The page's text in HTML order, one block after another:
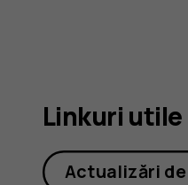
Linkuri utile
Actualizări